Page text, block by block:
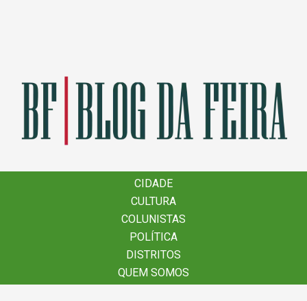
CIDADE
CULTURA
COLUNISTAS
POLÍTICA
DISTRITOS
QUEM SOMOS
CIDADE
CULTURA
COLUNISTAS
POLÍTICA
DISTRITOS
QUEM SOMOS